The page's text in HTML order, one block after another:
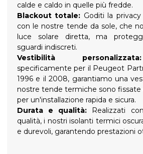
calde e caldo in quelle più fredde.
Blackout totale: Goditi la
con le nostre tende da sole, che
luce solare diretta, ma
sguardi indiscreti.
Vestibilità personalizzata:
specificamente per il Peugeot
1996 e il 2008, garantiamo una
nostre tende termiche sono
per un'installazione rapida e sicura.
Durata e qualità: Realizzati
qualità, i nostri isolanti termici
e durevoli, garantendo prestazioni